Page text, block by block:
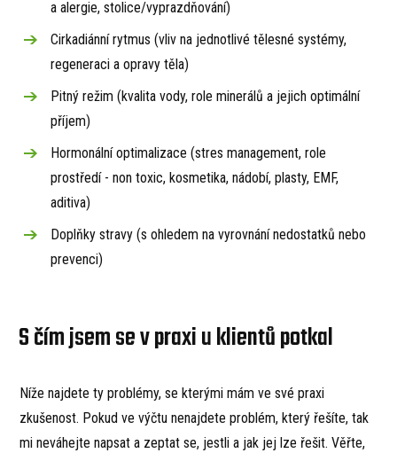
a alergie, stolice/vyprazdňování)
Cirkadiánní rytmus (vliv na jednotlivé tělesné systémy,
regeneraci a opravy těla)
Pitný režim (kvalita vody, role minerálů a jejich optimální
příjem)
Hormonální optimalizace (stres management, role
prostředí - non toxic, kosmetika, nádobí, plasty, EMF,
aditiva)
Doplňky stravy (s ohledem na vyrovnání nedostatků nebo
prevenci)
S čím jsem se v praxi u klientů potkal
Níže najdete ty problémy, se kterými mám ve své praxi
zkušenost. Pokud ve výčtu nenajdete problém, který řešíte, tak
mi neváhejte napsat a zeptat se, jestli a jak jej lze řešit. Věřte,